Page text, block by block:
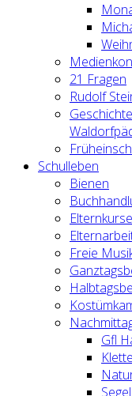
21 Fragen
Rudolf
Schulleben
Bienen
Elternkurse
Freie
Gfl